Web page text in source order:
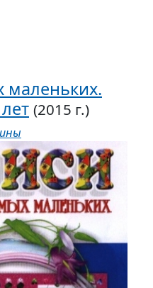
маленьких.
(2015 г.)